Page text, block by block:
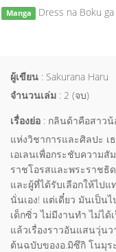
Manga Dress na Boku ga
ผู้เขียน : Sakurana Haru
จำนวนเล่ม : 2 (จบ)
เรื่องย่อ : กลินด้าคือสาวน้
แห่งวิชาการและศิลปะ เ
เอเลนเพื่อกระชับความ
ราชโอรสและพระราชธิ
และผู้ที่ได้รับเลือกให้ไป
นั่นเอง! แต่เดี๋ยว มันเป็น
เด็กซิ่ว ไม่มีงานทำ ไม่ได้
แล้วเรื่องราวอันแสนวุ่น
ต้นฉบับของอ.มิซึกิ โนมุร